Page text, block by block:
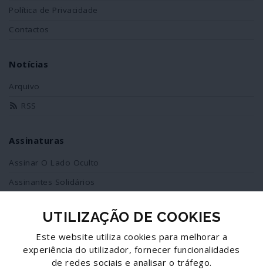
Política de Privacidade
Contactos
Notícias
Arquivo
RSS
Assinaturas
Assinar O Lado Oculto
Assinantes Solidários
Redes Sociais
Siga-nos no facebook
UTILIZAÇÃO DE COOKIES
Este website utiliza cookies para melhorar a
experiência do utilizador, fornecer funcionalidades
de redes sociais e analisar o tráfego.